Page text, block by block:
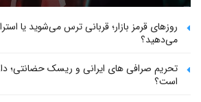
روزهای قرمز بازار؛ قربانی ترس می‌شوید یا
می‌دهید؟
تحریم صرافی های ایرانی و ریسک حضانتی؛
است؟